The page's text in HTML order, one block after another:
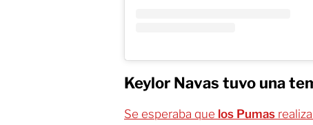
Keylor Navas tuvo una
Se esperaba que los Pumas